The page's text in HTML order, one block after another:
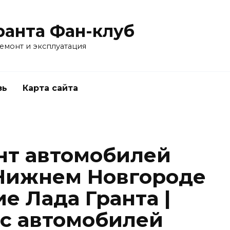
Фан-клуб
и эксплуатация
Карта сайта
автомобилей
Новгороде
Лада Гранта |
автомобилей